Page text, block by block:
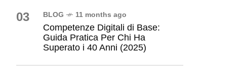
03 BLOG 11 months ago
Competenze Digitali di Base:
Guida Pratica Per Chi Ha
Superato i 40 Anni (2025)